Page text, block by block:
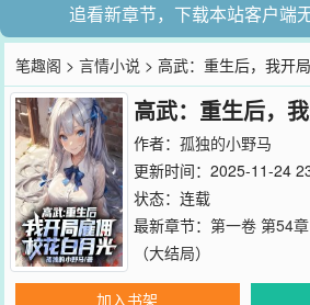
追看新章节，下载本站客户端
笔趣阁 >言情小说 > 高武：重生后，我开
高武：重生后，
月光
作者： 孤独的小野马
更新时间：2025-11-24
状态：连载
最新章节： 第一卷 第54
（大结局）
加入书架